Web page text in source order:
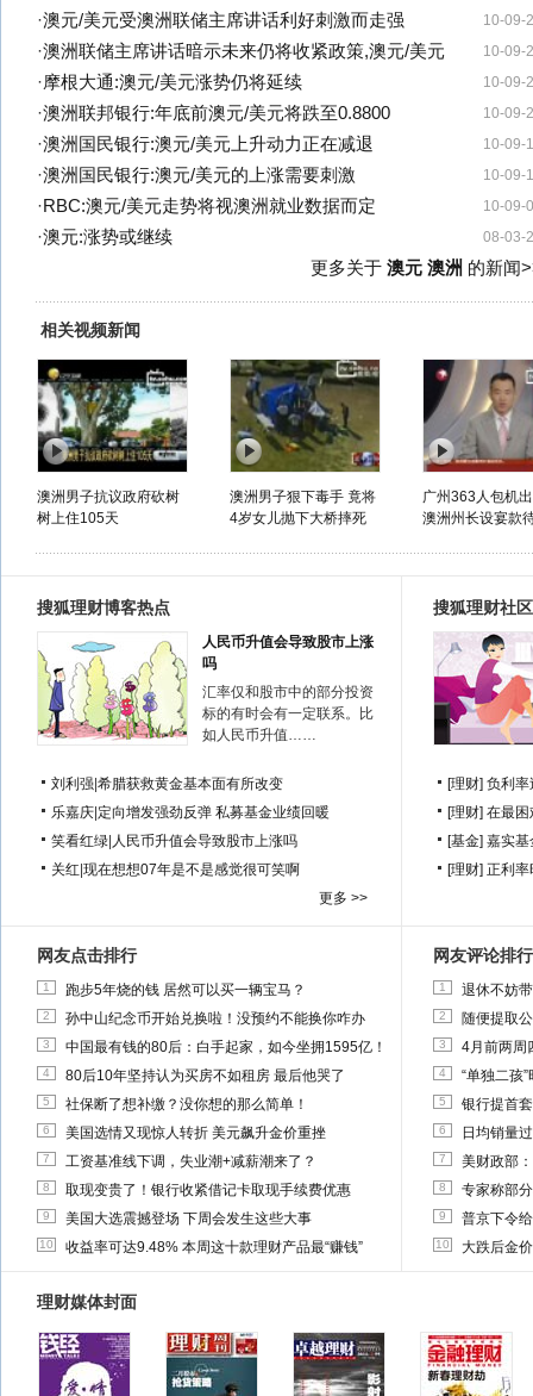
10-09-
·澳元/美元受澳洲联储主席讲话利好刺激而走强
10-09-
·澳洲联储主席讲话暗示未来仍将收紧政策,澳元/美元
10-09-
·摩根大通:澳元/美元涨势仍将延续
10-09-
·澳洲联邦银行:年底前澳元/美元将跌至0.8800
10-09-
·澳洲国民银行:澳元/美元上升动力正在减退
10-09-
·澳洲国民银行:澳元/美元的上涨需要刺激
10-09-
·RBC:澳元/美元走势将视澳洲就业数据而定
08-03-
·澳元:涨势或继续
更多关于 澳元 澳洲 的新闻
相关视频新闻
澳洲男子抗议政府砍树
树上住105天
澳洲男子狠下毒手 竟将
4岁女儿抛下大桥摔死
广州363人包机
澳洲州长设宴款
搜狐理财博客热点
人民币升值会导致股市上涨
吗
汇率仅和股市中的部分投资
标的有时会有一定联系。比
如人民币升值……
刘利强 希腊获救黄金基本面有所改变
乐嘉庆 定向增发强劲反弹 私募基金业绩回暖
笑看红绿 人民币升值会导致股市上涨吗
关红 现在想想07年是不是感觉很可笑啊
更多 >>
搜狐理财社
[理财] 负利率
[理财] 在最困
[基金] 嘉实基
[理财] 正利率
网友点击排行
1 跑步5年烧的钱 居然可以买一辆宝马？
2 孙中山纪念币开始兑换啦！没预约不能换你咋办
3 中国最有钱的80后：白手起家，如今坐拥1595亿！
4 80后10年坚持认为买房不如租房 最后他哭了
5 社保断了想补缴？没你想的那么简单！
6 美国选情又现惊人转折 美元飙升金价重挫
7 工资基准线下调，失业潮+减薪潮来了？
8 取现变贵了！银行收紧借记卡取现手续费优惠
9 美国大选震撼登场 下周会发生这些大事
10 收益率可达9.48% 本周这十款理财产品最“赚钱”
网友评论排行
1 退休不妨
2 随便提取
3 4月前两周
4 “单独二孩
5 银行提首
6 日均销量
7 美财政部
8 专家称部
9 普京下令
10 大跌后金
理财媒体封面